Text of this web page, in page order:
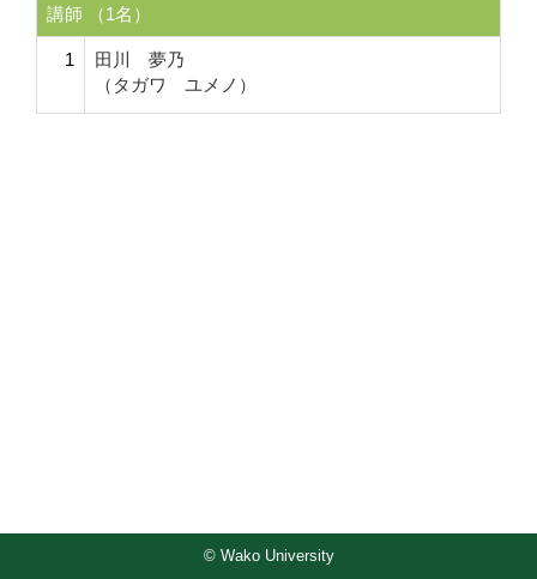
講師 （1名）
1
田川 夢乃
（タガワ ユメノ）
© Wako University